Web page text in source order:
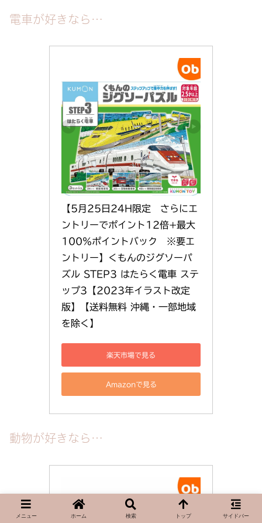
電車が好きなら…
【5月25日24H限定　さらにエ
ントリーでポイント12倍+最大
100％ポイントバック　※要エ
ントリー】くもんのジグソーパ
ズル STEP3 はたらく電車 ステ
ップ3【2023年イラスト改定
版】【送料無料 沖縄・一部地域
を除く】
楽天市場で見る
Amazonで見る
動物が好きなら…
メニュー ホーム 検索 トップ サイドバー